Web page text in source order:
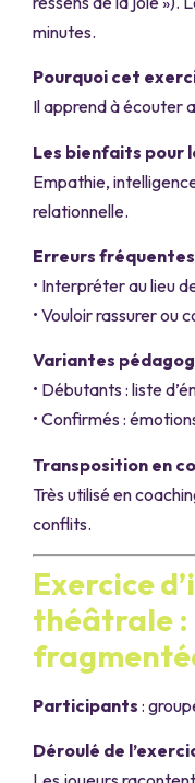
minutes.
Pourquoi cet
Il apprend à écouter
Les bienfaits pour
Empathie,
relationnelle.
Erreurs
• Interpréter au lieu
• Vouloir rassurer ou
Variantes
• Débutants : liste
• Confirmés :
Transposition en
Très utilisé en
conflits.
Exercice
théâtrale :
Participants :
Déroulé de